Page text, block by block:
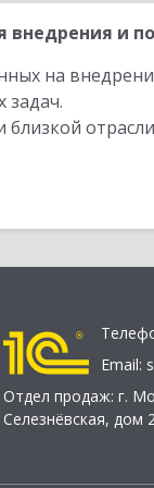
и
на
задач.
Email:
Отдел продаж: г.
Селезнёвская, дом